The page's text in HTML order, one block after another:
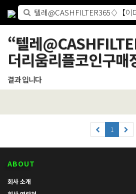
“텔레
더리움리플코인구매
결과 입니다
1
ABOUT
회사 소개